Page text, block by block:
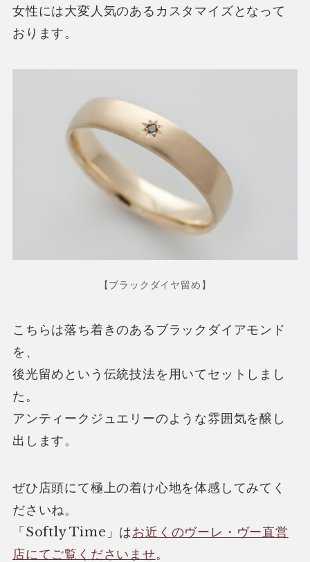
女性には大変人気のあるカスタマイズとなって
おります。
【ブラックダイヤ留め】
こちらは落ち着きのあるブラックダイアモンド
を、
後光留めという伝統技法を用いてセットしまし
た。
アンティークジュエリーのような雰囲気を醸し
出します。
ぜひ店頭にて極上の着け心地を体感してみてく
ださいね。
「Softly Time」はお近くのヴーレ・ヴー直営
店にてご覧くださいませ。